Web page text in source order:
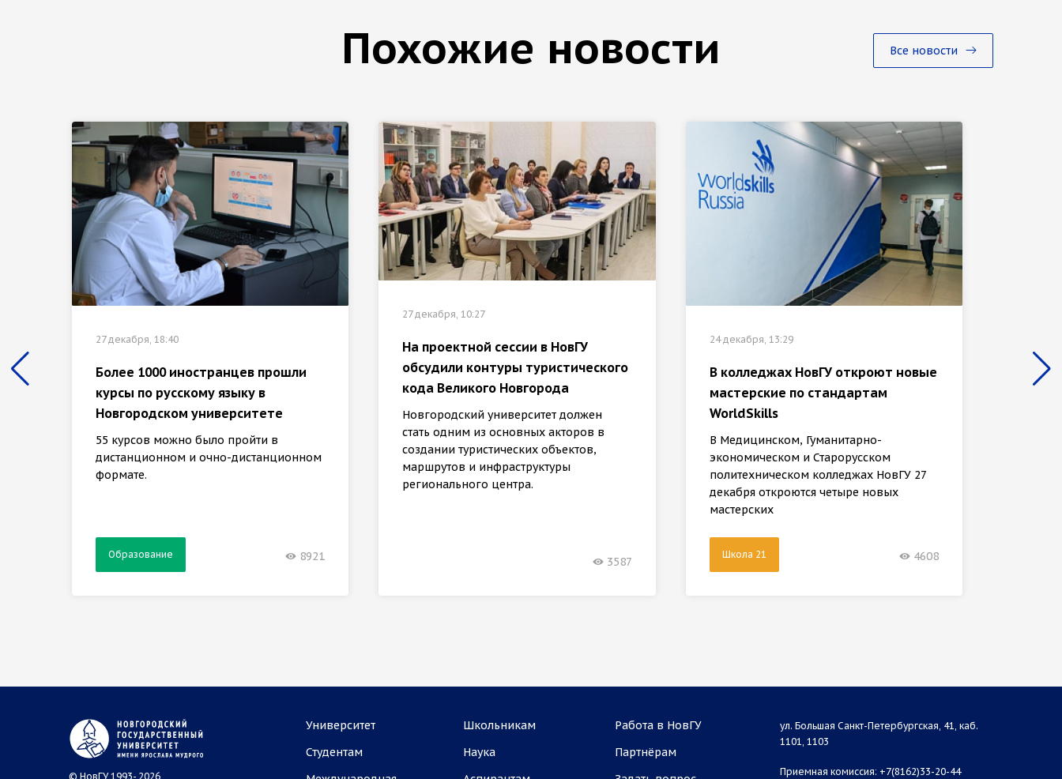
Похожие новости Все новости
27 декабря, 18:40
Более 1000 иностранцев прошли
курсы по русскому языку в
Новгородском университете
55 курсов можно было пройти в
дистанционном и очно-дистанционном
формате.
Образование 8921
27 декабря, 10:27
На проектной сессии в НовГУ
обсудили контуры туристического
кода Великого Новгорода
Новгородский университет должен
стать одним из основных акторов в
создании туристических объектов,
маршрутов и инфраструктуры
регионального центра.
3587
24 декабря, 13:29
В колледжах НовГУ откроют новые
мастерские по стандартам
WorldSkills
В Медицинском, Гуманитарно-
экономическом и Старорусском
политехническом колледжах НовГУ 27
декабря откроются четыре новых
мастерских
Школа 21 4608
© НовГУ 1993- 2026
Университет
Студентам
Школьникам
Наука
Работа в НовГУ
Партнёрам
ул. Большая Санкт-Петербургская, 41, каб.
1101, 1103
Приемная комиссия: +7(8162)33-20-44